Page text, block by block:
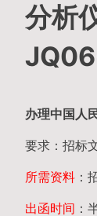
分析
办理中国人
要求：招标
所需资料 ：
出函时间 ：